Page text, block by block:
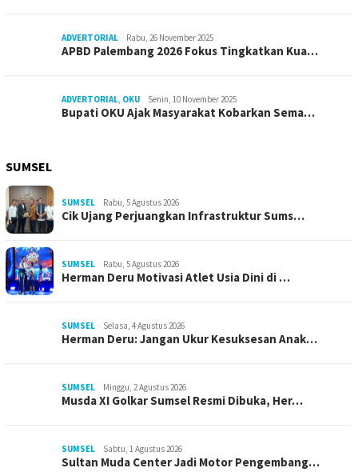
ADVERTORIAL Rabu, 26 November 2025
APBD Palembang 2026 Fokus Tingkatkan Kua…
ADVERTORIAL, OKU Senin, 10 November 2025
Bupati OKU Ajak Masyarakat Kobarkan Sema…
SUMSEL
SUMSEL Rabu, 5 Agustus 2026
Cik Ujang Perjuangkan Infrastruktur Sums…
SUMSEL Rabu, 5 Agustus 2026
Herman Deru Motivasi Atlet Usia Dini di …
SUMSEL Selasa, 4 Agustus 2026
Herman Deru: Jangan Ukur Kesuksesan Anak…
SUMSEL Minggu, 2 Agustus 2026
Musda XI Golkar Sumsel Resmi Dibuka, Her…
SUMSEL Sabtu, 1 Agustus 2026
Sultan Muda Center Jadi Motor Pengembang…